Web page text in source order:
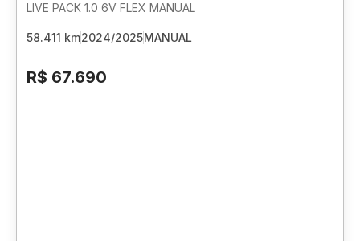
LIVE PACK 1.0 6V FLEX MANUAL
58.411 km2024/2025MANUAL
R$ 67.690